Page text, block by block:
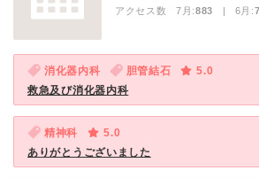
アクセス数 7月:883 | 6月:
消化器内科 胆管結石
5.0
救急及び消化器内科
精神科
5.0
ありがとうございました